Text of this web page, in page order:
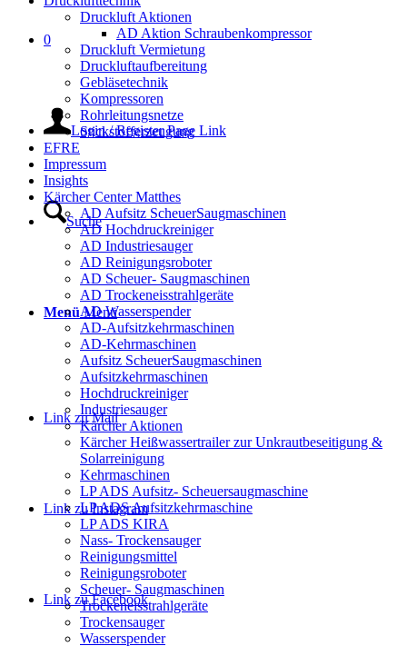
0
Login / Register Page Link
Suche
Menü Menü
Link zu Mail
Link zu Instagram
Link zu Facebook
Druckluft Aktionen
AD Aktion Schraubenkompressor
Druckluft Vermietung
Druckluftaufbereitung
Gebläsetechnik
Kompressoren
Rohrleitungsnetze
Stickstofferzeugung
EFRE
Impressum
Insights
Kärcher Center Matthes
AD Aufsitz ScheuerSaugmaschinen
AD Hochdruckreiniger
AD Industriesauger
AD Reinigungsroboter
AD Scheuer- Saugmaschinen
AD Trockeneisstrahlgeräte
AD Wasserspender
AD-Aufsitzkehrmaschinen
AD-Kehrmaschinen
Aufsitz ScheuerSaugmaschinen
Aufsitzkehrmaschinen
Hochdruckreiniger
Industriesauger
Kärcher Aktionen
Kärcher Heißwassertrailer zur Unkrautbeseitigung &
Solarreinigung
Kehrmaschinen
LP ADS Aufsitz- Scheuersaugmaschine
LP ADS Aufsitzkehrmaschine
LP ADS KIRA
Nass- Trockensauger
Reinigungsmittel
Reinigungsroboter
Scheuer- Saugmaschinen
Trockeneisstrahlgeräte
Trockensauger
Wasserspender